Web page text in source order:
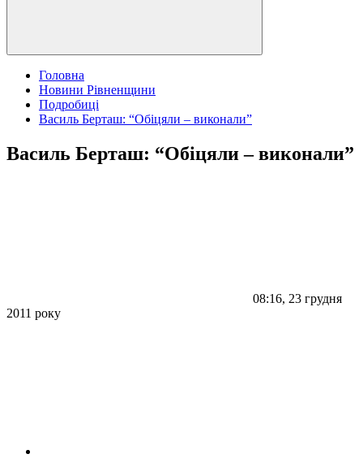
Головна
Новини Рівненщини
Подробиці
Василь Берташ: “Обіцяли – виконали”
Василь Берташ: “Обіцяли – виконали”
08:16, 23 грудня
2011 року